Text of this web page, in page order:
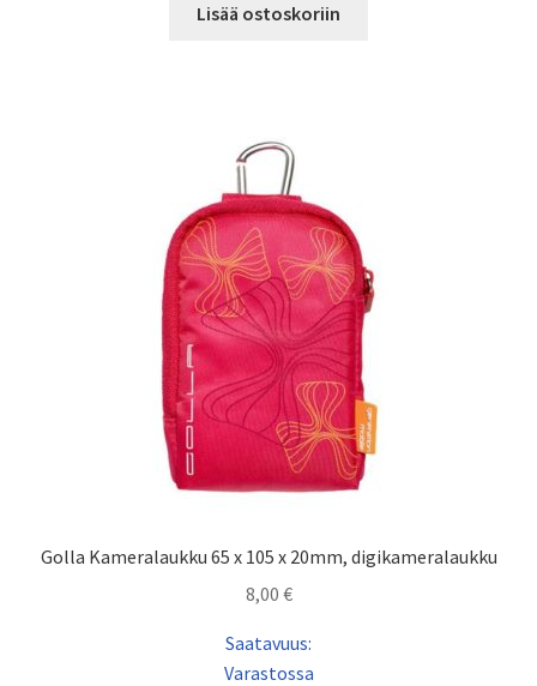
Lisää ostoskoriin
Golla Kameralaukku 65 x 105 x 20mm, digikameralaukku
8,00 €
Saatavuus:
Varastossa